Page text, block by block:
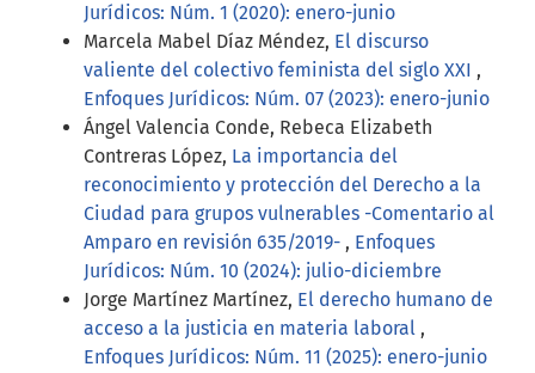
Jurídicos: Núm. 1 (2020): enero-junio
Marcela Mabel Díaz Méndez, El discurso
valiente del colectivo feminista del siglo XXI ,
Enfoques Jurídicos: Núm. 07 (2023): enero-junio
Ángel Valencia Conde, Rebeca Elizabeth
Contreras López, La importancia del
reconocimiento y protección del Derecho a la
Ciudad para grupos vulnerables -Comentario al
Amparo en revisión 635/2019- , Enfoques
Jurídicos: Núm. 10 (2024): julio-diciembre
Jorge Martínez Martínez, El derecho humano de
acceso a la justicia en materia laboral ,
Enfoques Jurídicos: Núm. 11 (2025): enero-junio